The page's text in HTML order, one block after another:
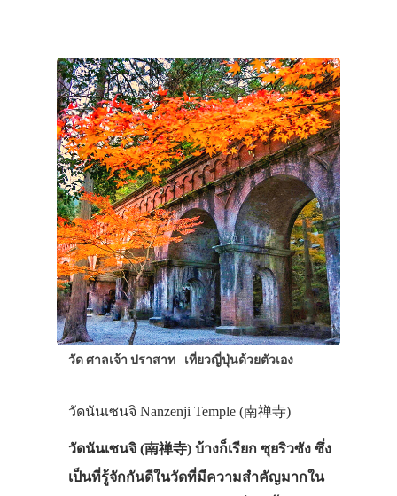
วัด ศาลเจ้า ปราสาท เที่ยวญี่ปุ่นด้วยตัวเอง
วัดนันเซนจิ Nanzenji Temple (南禅寺)
วัดนันเซนจิ (南禅寺) บ้างก็เรียก ซุยริวซัง ซึ่ง
เป็นที่รู้จักกันดีในวัดที่มีความสำคัญมากใน